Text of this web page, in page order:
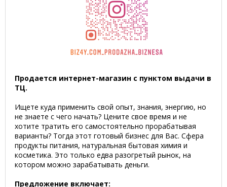
Продается интернет-магазин с пунктом выдачи в
ТЦ.
Ищете куда применить свой опыт, знания, энергию, но
не знаете с чего начать? Цените свое время и не
хотите тратить его самостоятельно прорабатывая
варианты? Тогда этот готовый бизнес для Вас. Сфера
продукты питания, натуральная бытовая химия и
косметика. Это только едва разогретый рынок, на
котором можно зарабатывать деньги.
Предложение включает: